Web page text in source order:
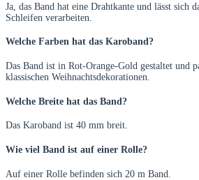
Ja, das Band hat eine Drahtkante und lässt sich
Schleifen verarbeiten.
Welche Farben hat das Karoband?
Das Band ist in Rot-Orange-Gold gestaltet und
klassischen Weihnachtsdekorationen.
Welche Breite hat das Band?
Das Karoband ist 40 mm breit.
Wie viel Band ist auf einer Rolle?
Auf einer Rolle befinden sich 20 m Band.